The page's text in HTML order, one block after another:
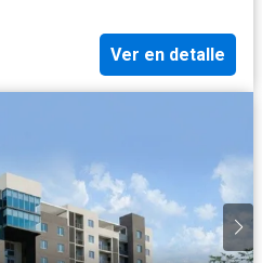
Ver en detalle